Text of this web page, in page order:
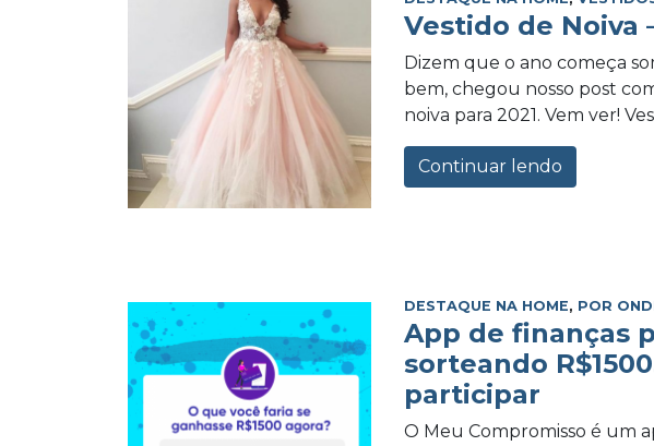
Vestido de Noiva
Dizem que o ano começa
bem, chegou nosso post
noiva para 2021. Vem ver!
Continuar lendo
DESTAQUE NA HOME, POR
App de finanças
sorteando
participar
O Meu Compromisso é um